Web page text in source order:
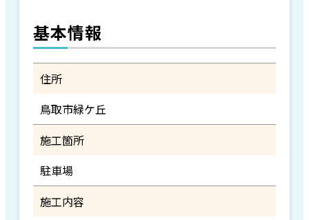
基本情報
住所
鳥取市緑ケ丘
施工箇所
駐車場
施工内容